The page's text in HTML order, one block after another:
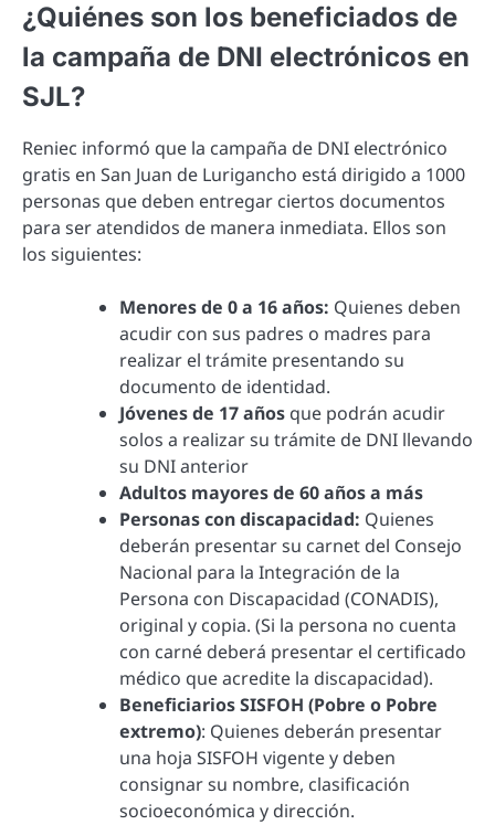
¿Quiénes son los beneficiados de
la campaña de DNI electrónicos en
SJL?
Reniec informó que la campaña de DNI electrónico
gratis en San Juan de Lurigancho está dirigido a 1000
personas que deben entregar ciertos documentos
para ser atendidos de manera inmediata. Ellos son
los siguientes:
Menores de 0 a 16 años: Quienes deben
acudir con sus padres o madres para
realizar el trámite presentando su
documento de identidad.
Jóvenes de 17 años que podrán acudir
solos a realizar su trámite de DNI llevando
su DNI anterior
Adultos mayores de 60 años a más
Personas con discapacidad: Quienes
deberán presentar su carnet del Consejo
Nacional para la Integración de la
Persona con Discapacidad (CONADIS),
original y copia. (Si la persona no cuenta
con carné deberá presentar el certificado
médico que acredite la discapacidad).
Beneficiarios SISFOH (Pobre o Pobre
extremo): Quienes deberán presentar
una hoja SISFOH vigente y deben
consignar su nombre, clasificación
socioeconómica y dirección.